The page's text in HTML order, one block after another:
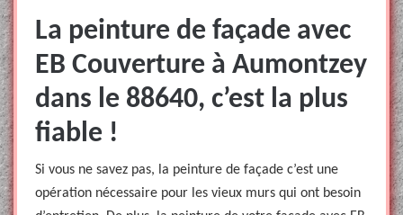
La peinture de façade avec
EB Couverture à Aumontzey
dans le 88640, c’est la plus
fiable !
Si vous ne savez pas, la peinture de façade c’est une
opération nécessaire pour les vieux murs qui ont besoin